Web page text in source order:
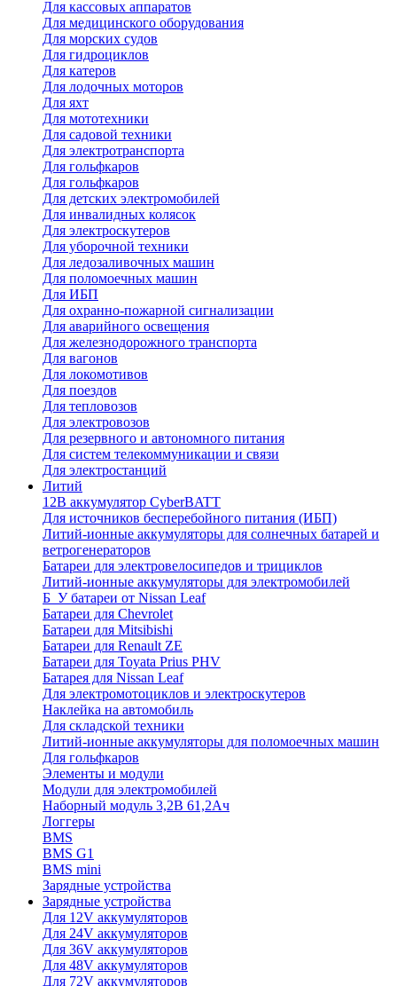
Для кассовых аппаратов
Для медицинского оборудования
Для морских судов
Для гидроциклов
Для катеров
Для лодочных моторов
Для яхт
Для мототехники
Для садовой техники
Для электротранспорта
Для гольфкаров
Для гольфкаров
Для детских электромобилей
Для инвалидных колясок
Для электроскутеров
Для уборочной техники
Для ледозаливочных машин
Для поломоечных машин
Для ИБП
Для охранно-пожарной сигнализации
Для аварийного освещения
Для железнодорожного транспорта
Для вагонов
Для локомотивов
Для поездов
Для тепловозов
Для электровозов
Для резервного и автономного питания
Для систем телекоммуникации и связи
Для электростанций
Литий
12В аккумулятор CyberBATT
Для источников бесперебойного питания (ИБП)
Литий-ионные аккумуляторы для солнечных батарей и
ветрогенераторов
Батареи для электровелосипедов и трициклов
Литий-ионные аккумуляторы для электромобилей
Б_У батареи от Nissan Leaf
Батареи для Chevrolet
Батареи для Mitsibishi
Батареи для Renault ZE
Батареи для Toyata Prius PHV
Батарея для Nissan Leaf
Для электромотоциклов и электроскутеров
Наклейка на автомобиль
Для складской техники
Литий-ионные аккумуляторы для поломоечных машин
Для гольфкаров
Элементы и модули
Модули для электромобилей
Наборный модуль 3,2В 61,2Ач
Логгеры
BMS
BMS G1
BMS mini
Зарядные устройства
Зарядные устройства
Для 12V аккумуляторов
Для 24V аккумуляторов
Для 36V аккумуляторов
Для 48V аккумуляторов
Для 72V аккумуляторов